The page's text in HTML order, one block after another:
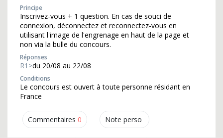
Commentaires 0 Note perso
Principe
Inscrivez-vous + 1 question. En cas de souci de
connexion, déconnectez et reconnectez-vous en
utilisant l'image de l'engrenage en haut de la page et
non via la bulle du concours.
Réponses
R1>du 20/08 au 22/08
Conditions
Le concours est ouvert à toute personne résidant en
France